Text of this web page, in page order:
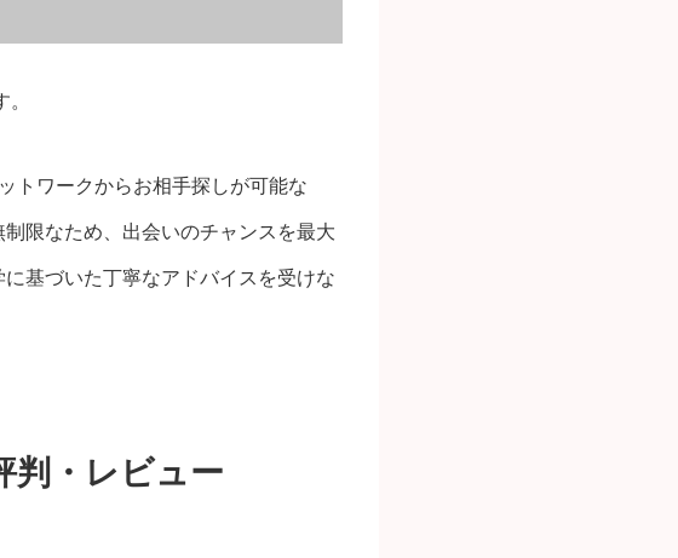
トワークからお相手探しが可能な
限なため、出会いのチャンスを最大
基づいた丁寧なアドバイスを受けな
判・レビュー